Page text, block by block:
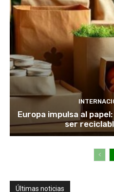
Europa impulsa al
ser
Últimas noticias